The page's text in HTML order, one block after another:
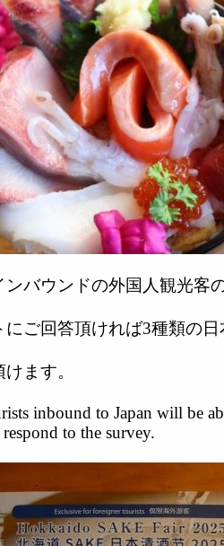
ンバウンドの外国人観光客
にご回答頂ければ3種類の日
ます。
inbound to Japan will be
to the survey.